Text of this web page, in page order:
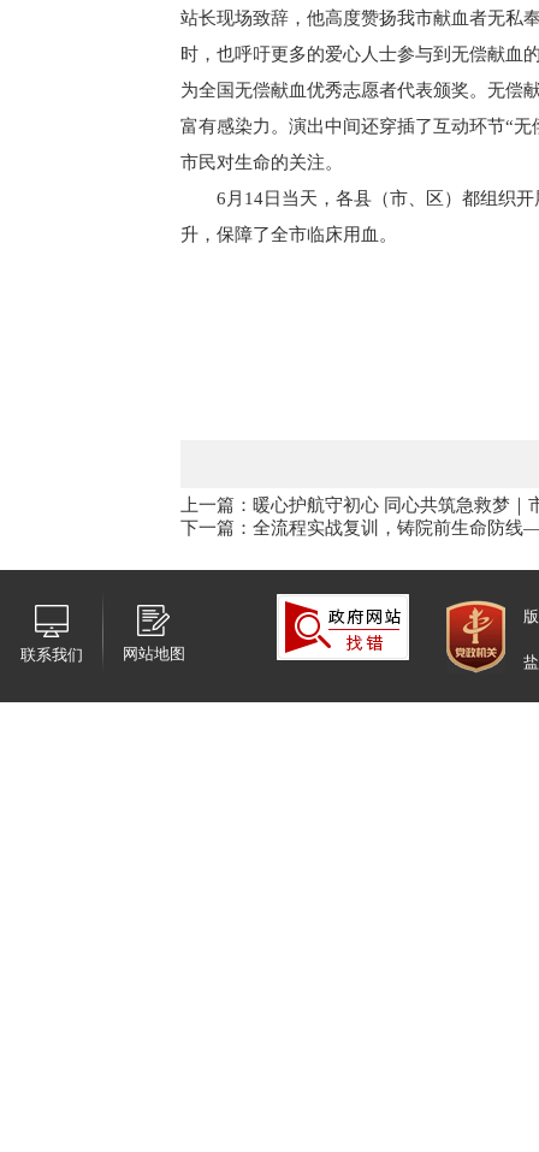
站长现场致辞，他高度赞扬我市献血者无私
时，也呼吁更多的爱心人士参与到无偿献血
为全国无偿献血优秀志愿者代表颁奖。无偿
富有感染力。演出中间还穿插了互动环节“
市民对生命的关注。
6月14日当天，各县（市、区）都组织
升，保障了全市临床用血。
上一篇：暖心护航守初心 同心共筑急救梦
下一篇：全流程实战复训，铸院前生命防
联系我们 网站地图